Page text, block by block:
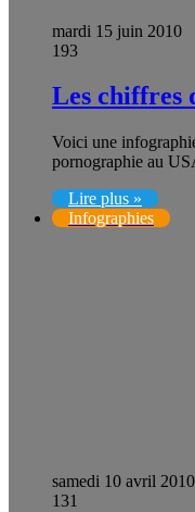
mardi 15 juin 2010
193
Les chiffres
Voici une
pornographie au
Lire plus »
Infographies
samedi 10 avril 2010
131